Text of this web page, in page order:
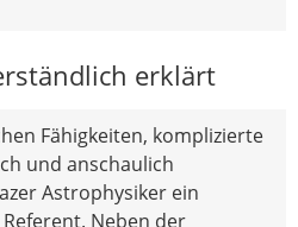
erklärt
Fähigkeiten, komplizierte
und anschaulich
Astrophysiker ein
Neben der